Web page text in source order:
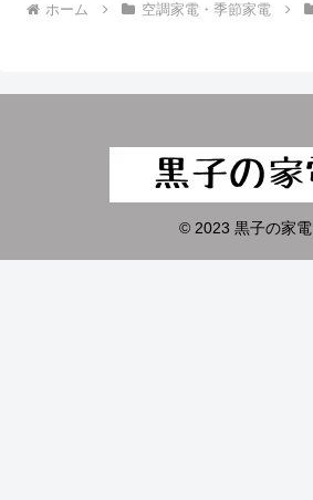
ホーム 空調家電・季節家電
© 2023 黒子の家電.